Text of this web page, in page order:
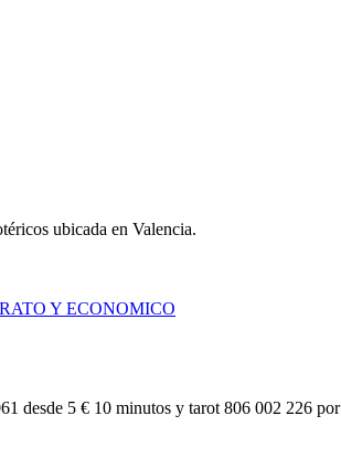
ubicada en Valencia.
Y ECONOMICO
desde 5 € 10 minutos y tarot 806 002 226 por